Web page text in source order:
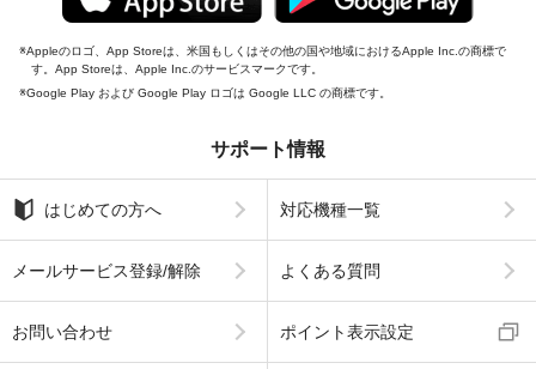
Appleのロゴ、App Storeは、米国もしくはその他の国や地域におけるApple Inc.の商標で
す。App Storeは、Apple Inc.のサービスマークです。
Google Play および Google Play ロゴは Google LLC の商標です。
サポート情報
はじめての方へ 対応機種一覧
メールサービス登録/解除 よくある質問
お問い合わせ ポイント表示設定